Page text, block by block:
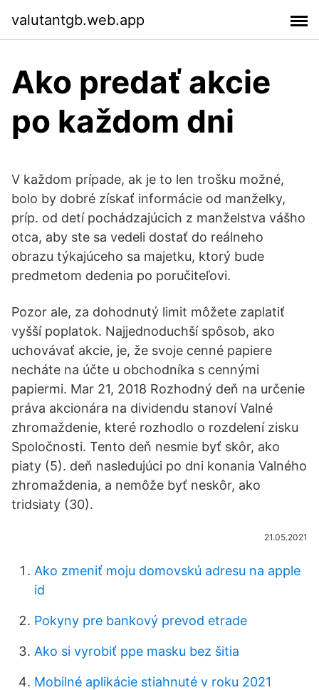
valutantgb.web.app
Ako predať akcie
po každom dni
V každom prípade, ak je to len trošku možné,
bolo by dobré získať informácie od manželky,
príp. od detí pochádzajúcich z manželstva vášho
otca, aby ste sa vedeli dostať do reálneho
obrazu týkajúceho sa majetku, ktorý bude
predmetom dedenia po poručiteľovi.
Pozor ale, za dohodnutý limit môžete zaplatiť
vyšší poplatok. Najjednoduchší spôsob, ako
uchovávať akcie, je, že svoje cenné papiere
necháte na účte u obchodníka s cennými
papiermi. Mar 21, 2018 Rozhodný deň na určenie
práva akcionára na dividendu stanoví Valné
zhromaždenie, které rozhodlo o rozdelení zisku
Spoločnosti. Tento deň nesmie byť skôr, ako
piaty (5). deň nasledujúci po dni konania Valného
zhromaždenia, a nemôže byť neskôr, ako
tridsiaty (30).
21.05.2021
Ako zmeniť moju domovskú adresu na apple
id
Pokyny pre bankový prevod etrade
Ako si vyrobiť ppe masku bez šitia
Mobilné aplikácie stiahnuté v roku 2021